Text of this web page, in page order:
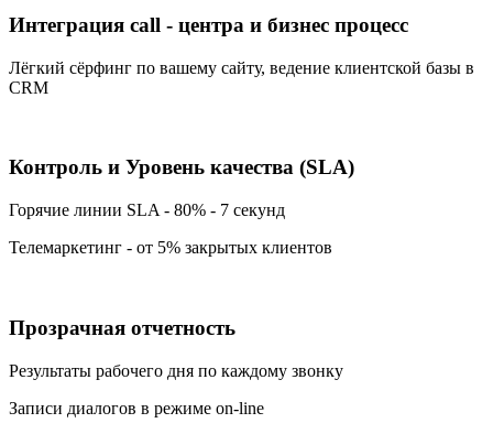
Интеграция call - центра и бизнес процесс
Лёгкий сёрфинг по вашему сайту, ведение клиентской базы в
CRM
Контроль и Уровень качества (SLA)
Горячие линии SLA - 80% - 7 секунд
Телемаркетинг - от 5% закрытых клиентов
Прозрачная отчетность
Результаты рабочего дня по каждому звонку
Записи диалогов в режиме on-line